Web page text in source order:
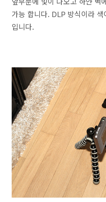
가능 합니다. DLP 방식이라
입니다.